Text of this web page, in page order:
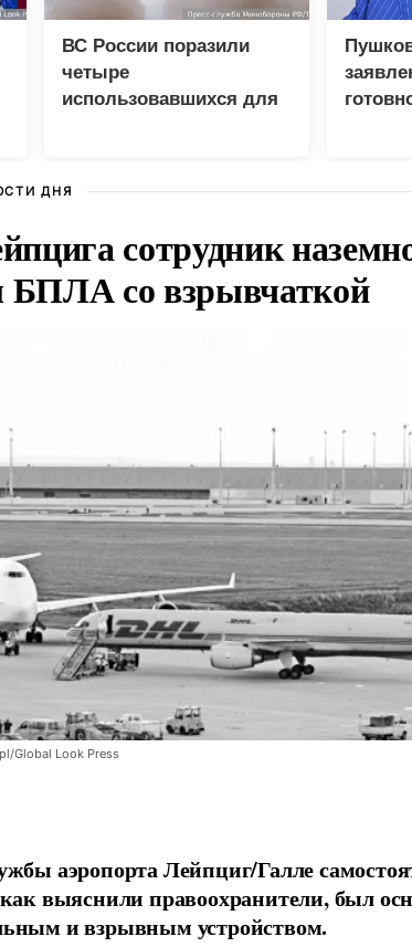
ВС России поразили
четыре
использовавшихся для
ДНЯ
сотрудник
БПЛА со взрывчаткой
Global Look Press
аэропорта Лейпциг/Галле
выяснили правоохранители, был
и взрывным устройством.